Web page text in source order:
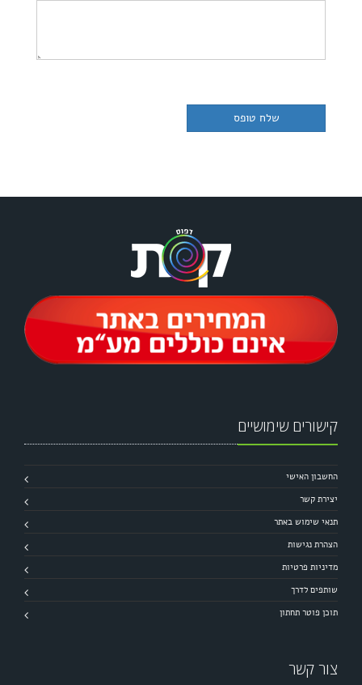
קישורים שימושיים
החשבון האישי
יצירת קשר
תנאי שימוש באתר
הצהרת נגישות
מדיניות פרטיות
שותפים לדרך
תוכן פוטר תחתון
צור קשר